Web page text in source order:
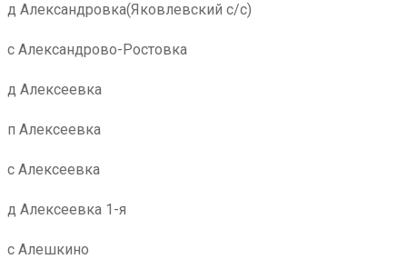
д Александровка(Яковлевский с/с)
с Александрово-Ростовка
д Алексеевка
п Алексеевка
с Алексеевка
д Алексеевка 1-я
с Алешкино